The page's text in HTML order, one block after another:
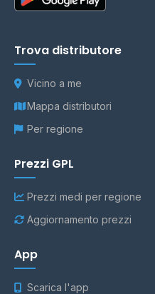
Trova distributore
Vicino a me
Mappa distributori
Per regione
Prezzi GPL
Prezzi medi per regione
Aggiornamento prezzi
App
Scarica l'app